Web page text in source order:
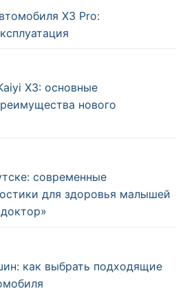
X3 Pro:
X3: основные
нового
современные
для здоровья малышей
как выбрать подходящие